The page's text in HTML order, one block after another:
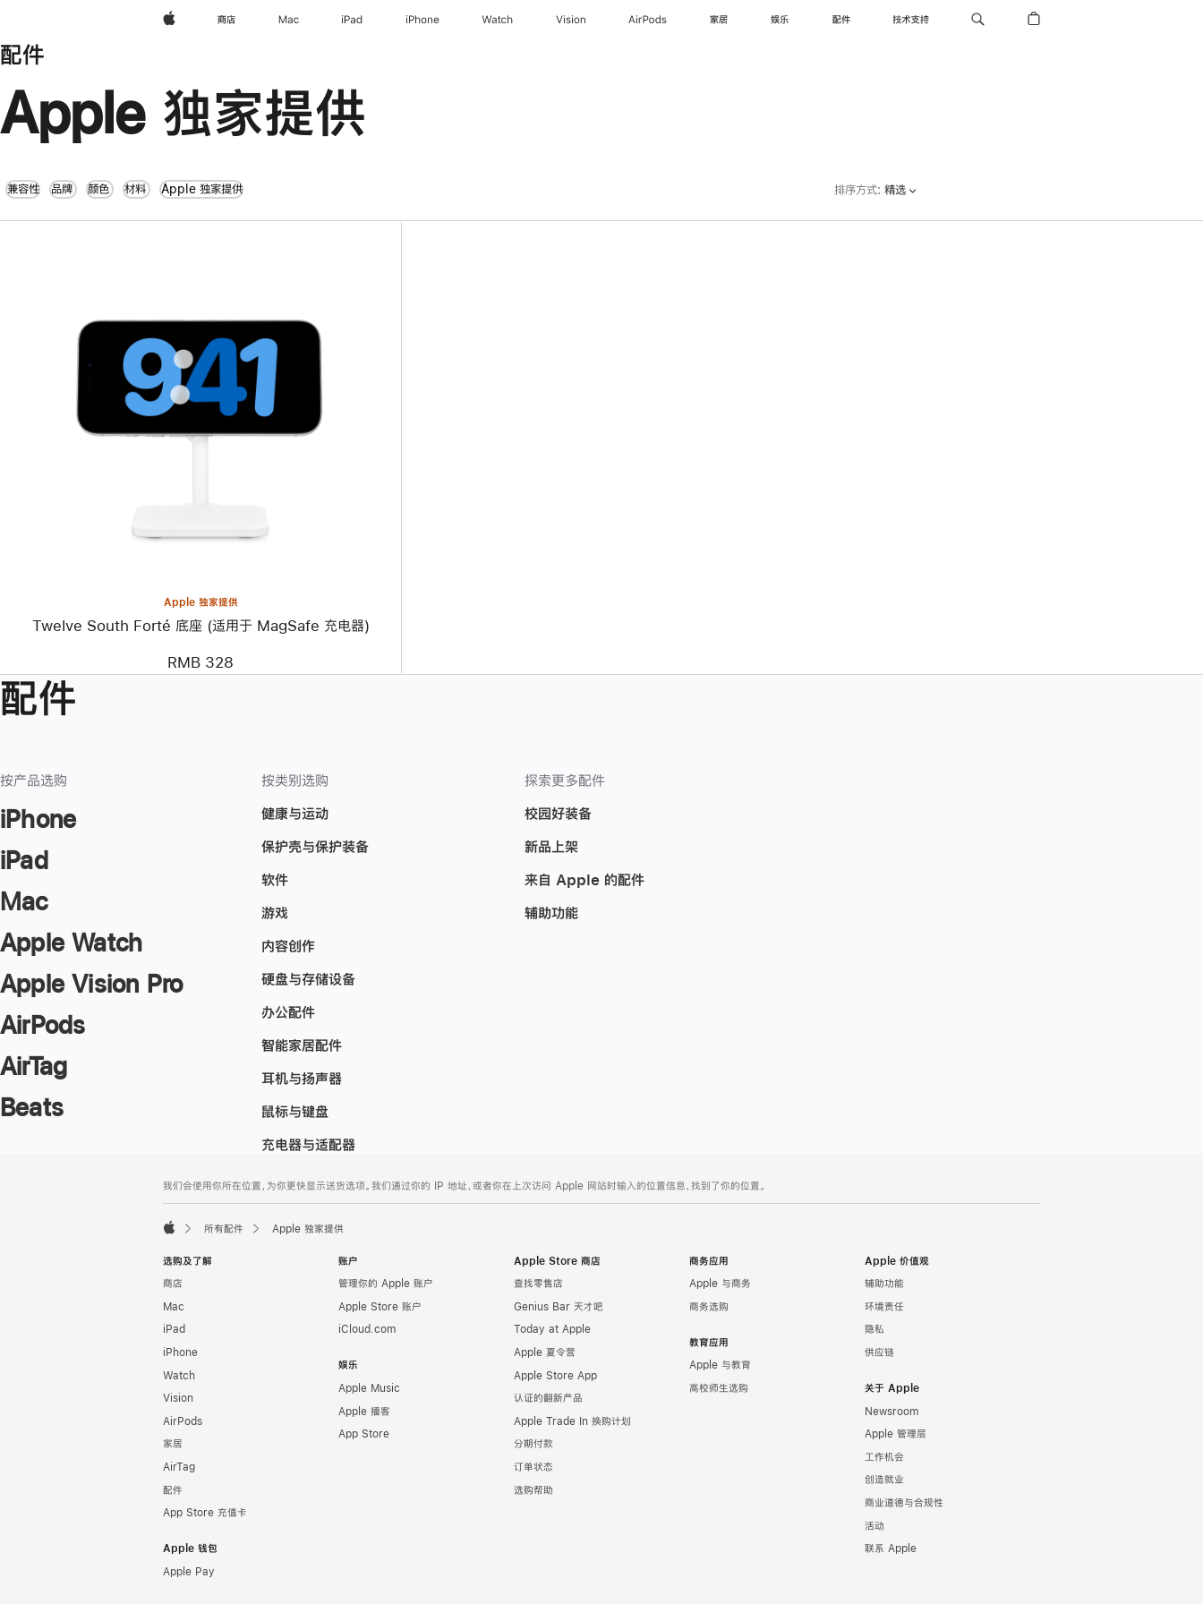
Apple 商店 Mac iPad iPhone Watch Vision AirPods 家居 娱乐 配件 技术支持
配件
Apple 独家提供
兼容性 品牌 颜色 材料 Apple 独家提供 排序方式: 精选
上
一
图
像
座
MagSafe
充
电
Apple 独家提供
Twelve South Forté 底座 (适用于 MagSafe 充电器)
RMB 328
配件
按产品选购
iPhone
iPad
Mac
Apple Watch
Apple Vision Pro
AirPods
AirTag
Beats
按类别选购
健康与运动
保护壳与保护装备
软件
游戏
内容创作
硬盘与存储设备
办公配件
智能家居配件
耳机与扬声器
鼠标与键盘
充电器与适配器
探索更多配件
校园好装备
新品上架
来自 Apple 的配件
辅助功能
页
页
脚
注
我们会使用你所在位置，为你更快显示送货选项。我们通过你的 IP 地址，或者你在上次访问 Apple 网站时输入的位置信息，找到了你的位置。
所有配件 Apple 独家提供
选购及了解
商店
Mac
iPad
iPhone
Watch
Vision
AirPods
家居
AirTag
配件
App Store 充值卡
Apple 钱包
Apple Pay
账户
管理你的 Apple 账户
Apple Store 账户
iCloud.com
娱乐
Apple Music
Apple 播客
App Store
Apple Store 商店
查找零售店
Genius Bar 天才吧
Today at Apple
Apple 夏令营
Apple Store App
认证的翻新产品
Apple Trade In 换购计划
分期付款
订单状态
选购帮助
商务应用
Apple 与商务
商务选购
教育应用
Apple 与教育
高校师生选购
Apple 价值观
辅助功能
环境责任
隐私
供应链
关于 Apple
Newsroom
Apple 管理层
工作机会
创造就业
商业道德与合规性
活动
联系 Apple